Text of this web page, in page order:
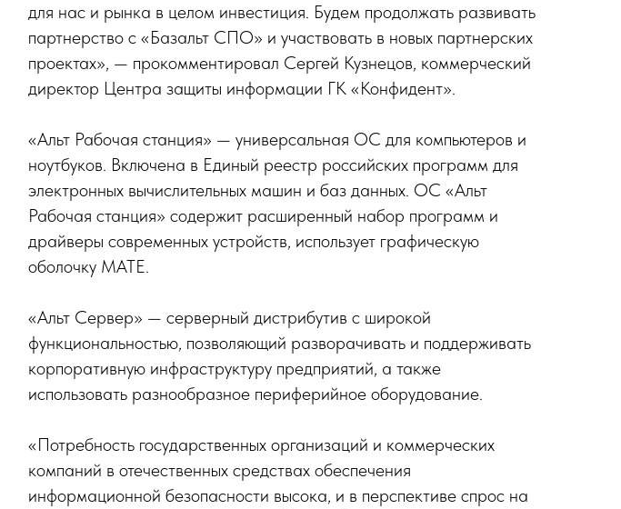
для нас и рынка в целом инвестиция. Будем продолжать развивать
партнерство с «Базальт СПО» и участвовать в новых партнерских
проектах», — прокомментировал Сергей Кузнецов, коммерческий
директор Центра защиты информации ГК «Конфидент».
«Альт Рабочая станция» — универсальная ОС для компьютеров и
ноутбуков. Включена в Единый реестр российских программ для
электронных вычислительных машин и баз данных. ОС «Альт
Рабочая станция» содержит расширенный набор программ и
драйверы современных устройств, использует графическую
оболочку MATE.
«Альт Сервер» — серверный дистрибутив с широкой
функциональностью, позволяющий разворачивать и поддерживать
корпоративную инфраструктуру предприятий, а также
использовать разнообразное периферийное оборудование.
«Потребность государственных организаций и коммерческих
компаний в отечественных средствах обеспечения
информационной безопасности высока, и в перспективе спрос на